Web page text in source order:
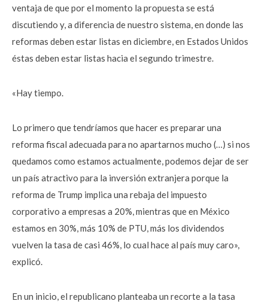
ventaja de que por el momento la propuesta se está
discutiendo y, a diferencia de nuestro sistema, en donde las
reformas deben estar listas en diciembre, en Estados Unidos
éstas deben estar listas hacia el segundo trimestre.
«Hay tiempo.
Lo primero que tendríamos que hacer es preparar una
reforma fiscal adecuada para no apartarnos mucho (…) si nos
quedamos como estamos actualmente, podemos dejar de ser
un país atractivo para la inversión extranjera porque la
reforma de Trump implica una rebaja del impuesto
corporativo a empresas a 20%, mientras que en México
estamos en 30%, más 10% de PTU, más los dividendos
vuelven la tasa de casi 46%, lo cual hace al país muy caro»,
explicó.
En un inicio, el republicano planteaba un recorte a la tasa